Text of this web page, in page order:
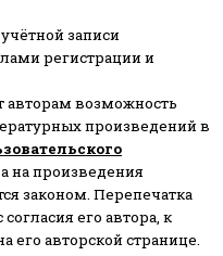
записи
регистрации и
авторам возможность
произведений в
на произведения
законом. Перепечатка
его автора, к
его авторской странице.